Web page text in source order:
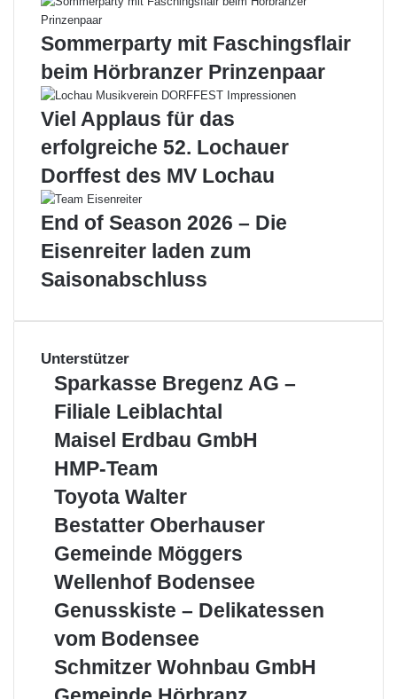
Sommerparty mit Faschingsflair
beim Hörbranzer Prinzenpaar
Viel Applaus für das
erfolgreiche 52. Lochauer
Dorffest des MV Lochau
End of Season 2026 – Die
Eisenreiter laden zum
Saisonabschluss
Unterstützer
Sparkasse
Bregenz
AG
–
Leiblachtal
Sparkasse Bregenz AG –
Filiale Leiblachtal
Maisel
GmbH
Maisel Erdbau GmbH
HMP-
HMP-Team
Toyota
Walter
Toyota Walter
Bestatter
Bestatter Oberhauser
Gemeinde
Gemeinde Möggers
Wellenhof
Wellenhof Bodensee
Genusskiste
Delikatessen
vom
Genusskiste – Delikatessen
vom Bodensee
Schmitzer
Schmitzer Wohnbau GmbH
Gemeinde